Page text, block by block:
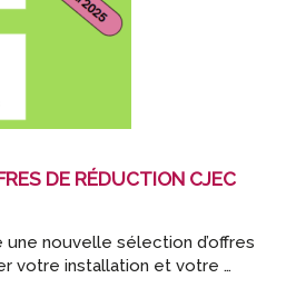
DE RÉDUCTION CJEC
une nouvelle sélection d’offres
votre installation et votre …